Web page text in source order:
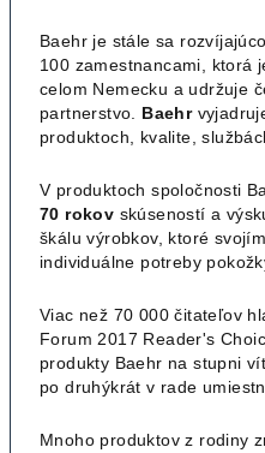
Baehr je stále sa
100 zamestnancami, ktorá
celom Nemecku a udržuje
partnerstvo. Baehr
produktoch, kvalite,
V produktoch spoločnosti
70 rokov skúseností a
škálu výrobkov, ktoré
individuálne potreby
Viac než 70 000 čitateľov
Forum 2017 Reader's
produkty Baehr na stupni
po druhýkrát v rade
Mnoho produktov z rodiny